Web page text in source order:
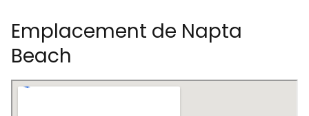
Emplacement de Napta
Beach